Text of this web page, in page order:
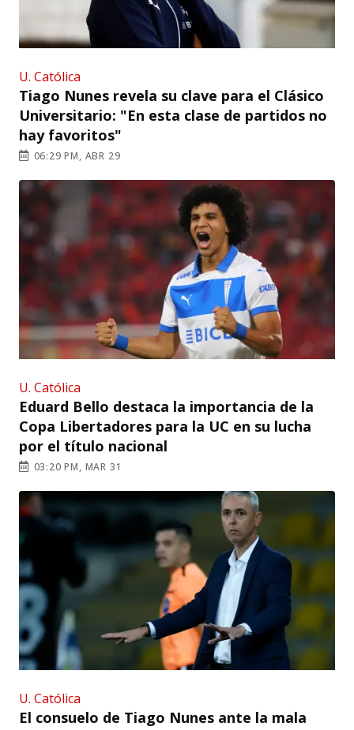
U. Católica
Tiago Nunes revela su clave para el Clásico
Universitario: "En esta clase de partidos no
hay favoritos"
06:29 PM, ABR 29
U. Católica
Eduard Bello destaca la importancia de la
Copa Libertadores para la UC en su lucha
por el título nacional
03:20 PM, MAR 31
U. Católica
El consuelo de Tiago Nunes ante la mala